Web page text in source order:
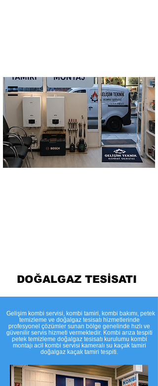
DOĞALGAZ TESİSATI
​Gelişim kombi servisi, kombi tamiri, kombi bakımı, petek
temizleme ve doğalgaz tesisatı hizmetlerinde
profesyonel çözümler sunan bölge genelinde hızlı ve
güvenilir servis hizmeti vermektedir. Kombi arıza tespiti
petek temizleme doğalgaz tesisatı kurulumu kombi
montajı acil kombi servisi kameralı su kaçak tamiri
doğalgaz kaçak tamiri tespiti.